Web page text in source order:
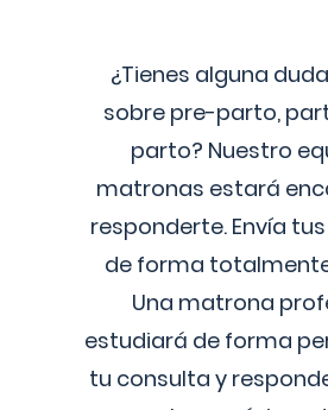
¿Tienes alguna
sobre pre-parto,
parto? Nuestro
matronas estará
responderte. Envía
de forma
Una matrona
estudiará de forma
tu consulta y